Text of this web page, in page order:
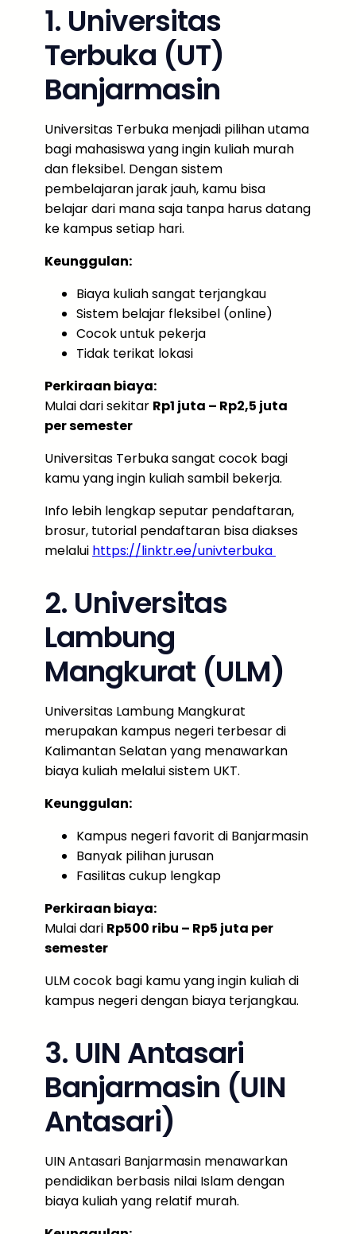
1. Universitas
Terbuka (UT)
Banjarmasin
Universitas Terbuka menjadi pilihan utama
bagi mahasiswa yang ingin kuliah murah
dan fleksibel. Dengan sistem
pembelajaran jarak jauh, kamu bisa
belajar dari mana saja tanpa harus datang
ke kampus setiap hari.
Keunggulan:
Biaya kuliah sangat terjangkau
Sistem belajar fleksibel (online)
Cocok untuk pekerja
Tidak terikat lokasi
Perkiraan biaya:
Mulai dari sekitar Rp1 juta – Rp2,5 juta
per semester
Universitas Terbuka sangat cocok bagi
kamu yang ingin kuliah sambil bekerja.
Info lebih lengkap seputar pendaftaran,
brosur, tutorial pendaftaran bisa diakses
melalui https://linktr.ee/univterbuka
2. Universitas
Lambung
Mangkurat (ULM)
Universitas Lambung Mangkurat
merupakan kampus negeri terbesar di
Kalimantan Selatan yang menawarkan
biaya kuliah melalui sistem UKT.
Keunggulan:
Kampus negeri favorit di Banjarmasin
Banyak pilihan jurusan
Fasilitas cukup lengkap
Perkiraan biaya:
Mulai dari Rp500 ribu – Rp5 juta per
semester
ULM cocok bagi kamu yang ingin kuliah di
kampus negeri dengan biaya terjangkau.
3. UIN Antasari
Banjarmasin (UIN
Antasari)
UIN Antasari Banjarmasin menawarkan
pendidikan berbasis nilai Islam dengan
biaya kuliah yang relatif murah.